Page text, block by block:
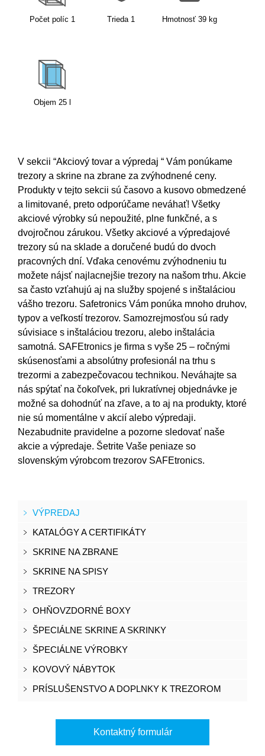
Počet políc 1 Trieda 1 Hmotnosť 39 kg
Objem 25
V sekcii “Akciový tovar a výpredaj “ Vám ponúkame
trezory a skrine na zbrane za zvýhodnené ceny.
Produkty v tejto sekcii sú časovo a kusovo obmedzené
a limitované, preto odporúčame neváhať! Všetky
akciové výrobky sú nepoužité, plne funkčné, a s
dvojročnou zárukou. Všetky akciové a výpredajové
trezory sú na sklade a doručené budú do dvoch
pracovných dní. Vďaka cenovému zvýhodneniu tu
možete nájsť najlacnejšie trezory na našom trhu. Akcie
sa často vzťahujú aj na služby spojené s inštaláciou
vášho trezoru. Safetronics Vám ponúka mnoho druhov,
typov a veľkostí trezorov. Samozrejmosťou sú rady
súvisiace s inštaláciou trezoru, alebo inštalácia
samotná. SAFEtronics je firma s vyše 25 – ročnými
skúsenosťami a absolútny profesionál na trhu s
trezormi a zabezpečovacou technikou. Neváhajte sa
nás spýtať na čokoľvek, pri lukratívnej objednávke je
možné sa dohodnúť na zľave, a to aj na produkty, ktoré
nie sú momentálne v akcií alebo výpredaji.
Nezabudnite pravidelne a pozorne sledovať naše
akcie a výpredaje. Šetrite Vaše peniaze so
slovenským výrobcom trezorov SAFEtronics.
VÝPREDAJ
KATALÓGY A CERTIFIKÁTY
SKRINE NA ZBRANE
SKRINE NA SPISY
TREZORY
OHŇOVZDORNÉ BOXY
ŠPECIÁLNE SKRINE A SKRINKY
ŠPECIÁLNE VÝROBKY
KOVOVÝ NÁBYTOK
PRÍSLUŠENSTVO A DOPLNKY K TREZOROM
Kontaktný formulár